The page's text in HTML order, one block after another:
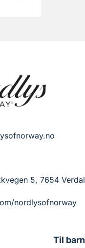
5, 7654 Verdal
nordlysofnorway
Til barn